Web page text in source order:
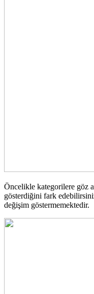
Öncelikle kategorilere göz
gösterdiğini fark
değişim göstermemektedir.